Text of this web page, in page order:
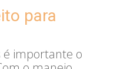
para
é importante o